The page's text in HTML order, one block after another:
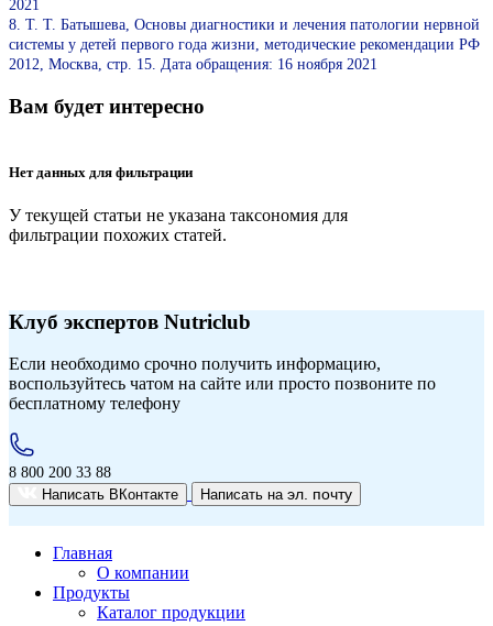
2021
8. Т. Т. Батышева, Основы диагностики и лечения патологии нервной
системы у детей первого года жизни, методические рекомендации РФ
2012, Москва, стр. 15. Дата обращения: 16 ноября 2021
Вам будет интересно
Нет данных для фильтрации
У текущей статьи не указана таксономия для
фильтрации похожих статей.
Клуб экспертов Nutriclub
Если необходимо срочно получить информацию,
воспользуйтесь чатом на сайте или просто позвоните по
бесплатному телефону
8 800 200 33 88
Написать ВКонтакте
Написать на эл. почту
Главная
О компании
Продукты
Каталог продукции